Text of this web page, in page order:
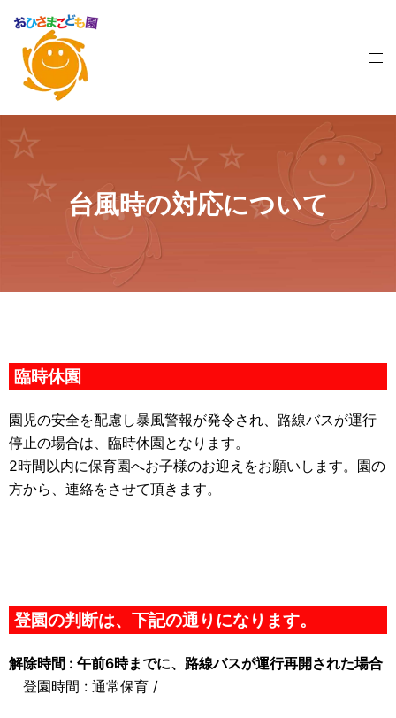
台風時の対応について​
臨時休園
園児の安全を配慮し暴風警報が発令され、路線バスが運行
停止の場合は、臨時休園となります。
2時間以内に保育園へお子様のお迎えをお願いします。園の
方から、連絡をさせて頂きます。
登園の判断は、下記の通りになります。
解除時間 : 午前6時までに、路線バスが運行再開された場合
登園時間 : 通常保育 /